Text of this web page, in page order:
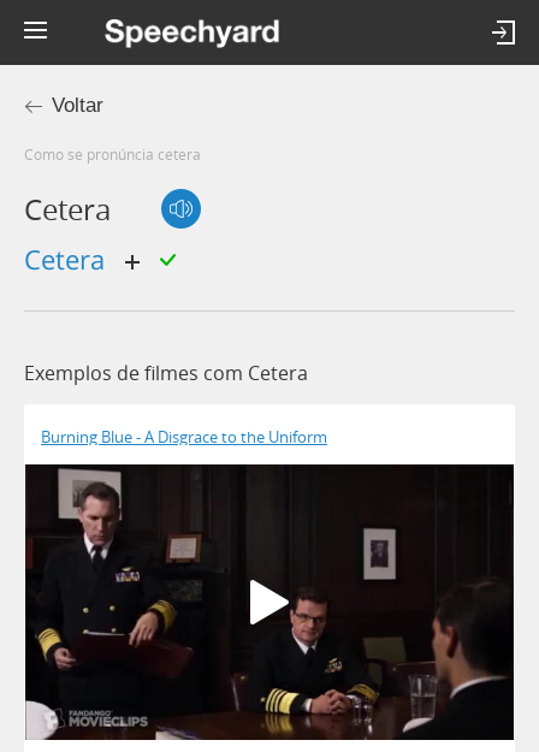
Voltar
Como se pronúncia cetera
Cetera
cetera
Exemplos de filmes com Cetera
Burning Blue - A Disgrace to the Uniform